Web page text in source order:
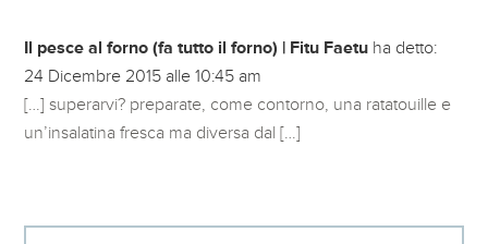
Il pesce al forno (fa tutto il forno) | Fitu Faetu ha detto:
24 Dicembre 2015 alle 10:45 am
[…] superarvi? preparate, come contorno, una ratatouille e
un’insalatina fresca ma diversa dal […]